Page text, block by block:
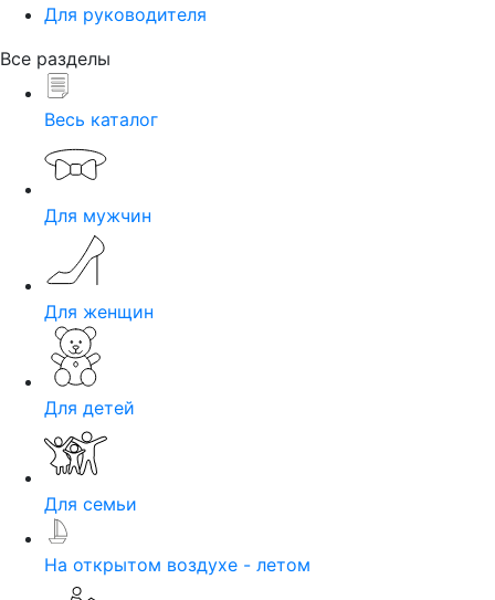
Для руководителя
Все разделы
Весь каталог
Для мужчин
Для женщин
Для детей
Для семьи
На открытом воздухе - летом